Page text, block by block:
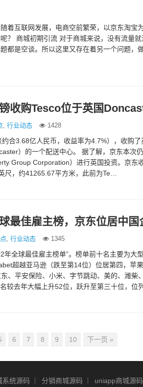
着互联网发展，电商空前繁荣，以京东淘宝
？ 商城初期引流 对于商城来说，没有流量
都是空谈。所以这里又存在着另一个问题，
收购Tesco位于英国
, 行业动态 1428
合3.68亿人民币，收益率为4.7%），收购
）的一个配送中心。 据了解，京东本
Group Corporation）进行英国投资。京东
尺，约41265.67平方米，此前为Te…
最佳雇主榜，京东位居中国
, 行业动态 1345
年全球最佳雇主榜单”。榜单前十名主要为大
超越亚马逊（跌至第14位）位居第四，苹
、平安保险、小米、字节跳动、美的、潍柴
较去年大幅上升52位，跃升至第三十位，位
6 7 8 9 10 下一页 »
系统源码 分销商城源码 uniapp商城源